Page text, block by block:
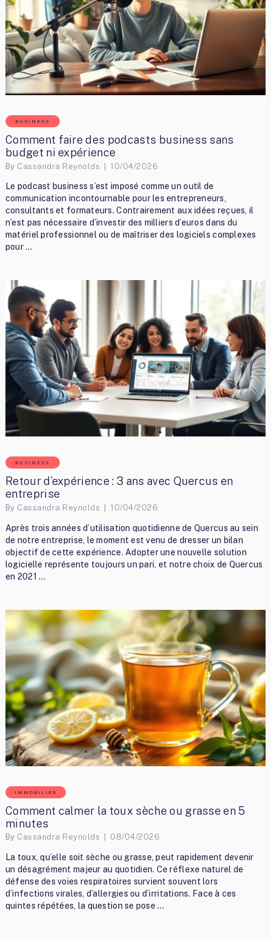
BUSINESS
Comment faire des podcasts business sans
budget ni expérience
By Cassandra Reynolds 10/04/2026
Le podcast business s’est imposé comme un outil de
communication incontournable pour les entrepreneurs,
consultants et formateurs. Contrairement aux idées reçues, il
n’est pas nécessaire d’investir des milliers d’euros dans du
matériel professionnel ou de maîtriser des logiciels complexes
pour …
BUSINESS
Retour d’expérience : 3 ans avec Quercus en
entreprise
By Cassandra Reynolds 10/04/2026
Après trois années d’utilisation quotidienne de Quercus au sein
de notre entreprise, le moment est venu de dresser un bilan
objectif de cette expérience. Adopter une nouvelle solution
logicielle représente toujours un pari, et notre choix de Quercus
en 2021 …
IMMOBILIER
Comment calmer la toux sèche ou grasse en 5
minutes
By Cassandra Reynolds 08/04/2026
La toux, qu’elle soit sèche ou grasse, peut rapidement devenir
un désagrément majeur au quotidien. Ce réflexe naturel de
défense des voies respiratoires survient souvent lors
d’infections virales, d’allergies ou d’irritations. Face à ces
quintes répétées, la question se pose …